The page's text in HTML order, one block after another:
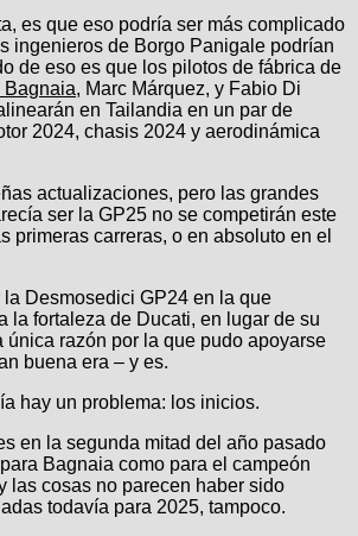
es que eso podría ser más complicado
ingenieros de Borgo Panigale podrían
de eso es que los pilotos de fábrica de
Bagnaia, Marc Márquez, y Fabio Di
en Tailandia en un par de
2024, chasis 2024 y aerodinámica
actualizaciones, pero las grandes
ser la GP25 no se competirán este
primeras carreras, o en absoluto en el
la Desmosedici GP24 en la que
la fortaleza de Ducati, en lugar de su
única razón por la que pudo apoyarse
buena era – y es.
hay un problema: los inicios.
en la segunda mitad del año pasado
Bagnaia como para el campeón
las cosas no parecen haber sido
todavía para 2025, tampoco.